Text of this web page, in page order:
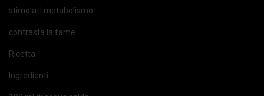
stimola il metabolismo
contrasta la fame
Ricetta
Ingredienti: